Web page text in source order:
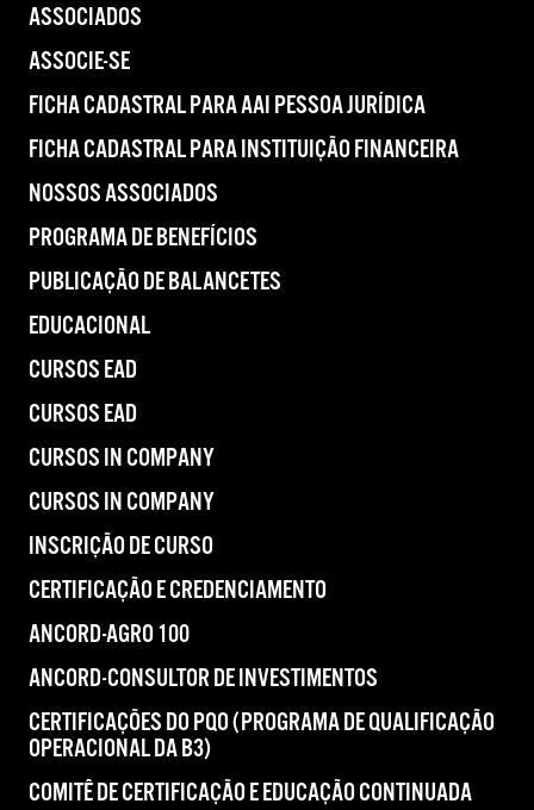
ASSOCIADOS
ASSOCIE-SE
FICHA CADASTRAL PARA AAI PESSOA JURÍDICA
FICHA CADASTRAL PARA INSTITUIÇÃO FINANCEIRA
NOSSOS ASSOCIADOS
PROGRAMA DE BENEFÍCIOS
PUBLICAÇÃO DE BALANCETES
EDUCACIONAL
CURSOS EAD
CURSOS EAD
CURSOS IN COMPANY
CURSOS IN COMPANY
INSCRIÇÃO DE CURSO
CERTIFICAÇÃO E CREDENCIAMENTO
ANCORD-AGRO 100
ANCORD-CONSULTOR DE INVESTIMENTOS
CERTIFICAÇÕES DO PQO (PROGRAMA DE QUALIFICAÇÃO
OPERACIONAL DA B3)
COMITÊ DE CERTIFICAÇÃO E EDUCAÇÃO CONTINUADA